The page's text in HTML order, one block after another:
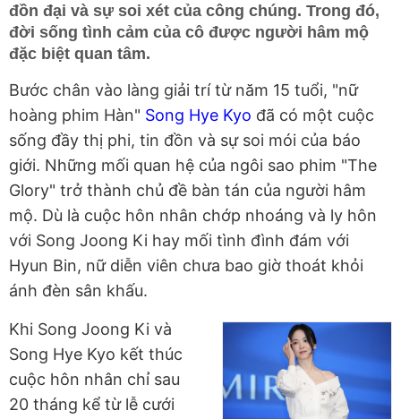
đồn đại và sự soi xét của công chúng. Trong đó,
đời sống tình cảm của cô được người hâm mộ
đặc biệt quan tâm.
Bước chân vào làng giải trí từ năm 15 tuổi, "nữ
hoàng phim Hàn" Song Hye Kyo đã có một cuộc
sống đầy thị phi, tin đồn và sự soi mói của báo
giới. Những mối quan hệ của ngôi sao phim "The
Glory" trở thành chủ đề bàn tán của người hâm
mộ. Dù là cuộc hôn nhân chớp nhoáng và ly hôn
với Song Joong Ki hay mối tình đình đám với
Hyun Bin, nữ diễn viên chưa bao giờ thoát khỏi
ánh đèn sân khấu.
Khi Song Joong Ki và
Song Hye Kyo kết thúc
cuộc hôn nhân chỉ sau
20 tháng kể từ lễ cưới